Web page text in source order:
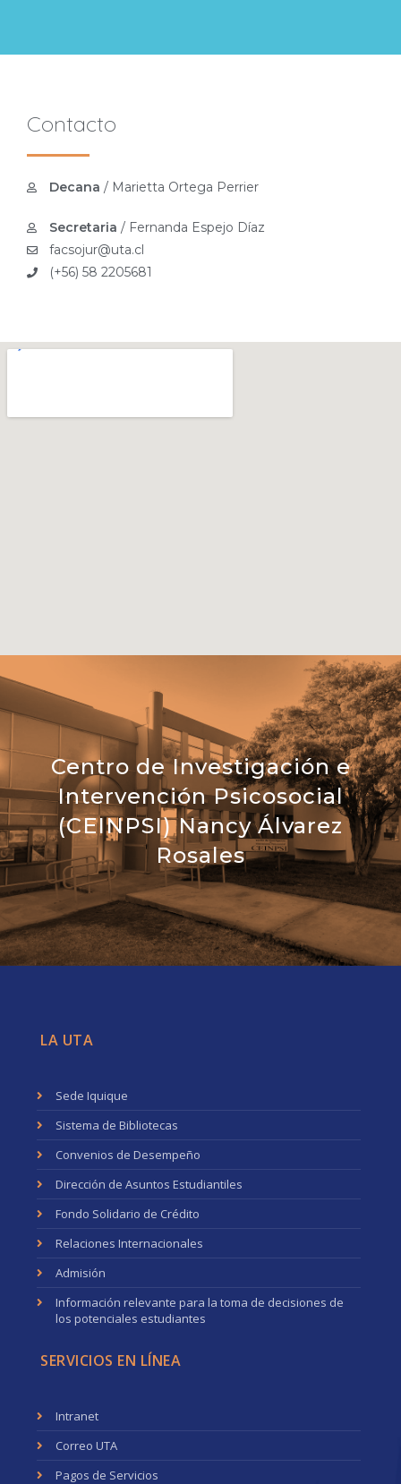
Contacto
Decana / Marietta Ortega Perrier
Secretaria / Fernanda Espejo Díaz
facsojur@uta.cl
(+56) 58 2205681
Centro de Investigación e
Intervención Psicosocial
(CEINPSI) Nancy Álvarez
Rosales
LA UTA
Sede Iquique
Sistema de Bibliotecas
Convenios de Desempeño
Dirección de Asuntos Estudiantiles
Fondo Solidario de Crédito
Relaciones Internacionales
Admisión
Información relevante para la toma de decisiones de
los potenciales estudiantes
SERVICIOS EN LÍNEA
Intranet
Correo UTA
Pagos de Servicios